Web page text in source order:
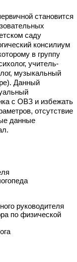
становится
саду
консилиум
в группу
учитель-
музыкальный
Данный
с ОВЗ и избежать
отсутствие
данные
руководителя
по физической